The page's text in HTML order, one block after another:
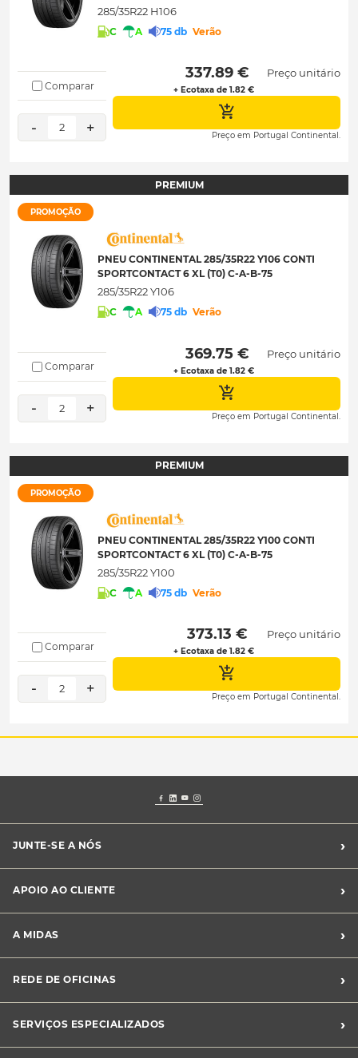
285/35R22 H106
C A 75 db Verão
Comparar
- 2 +
337.89 €
+ Ecotaxa de 1.82 €
Preço unitário
Preço em Portugal Continental.
PREMIUM
PROMOÇÃO
PNEU CONTINENTAL 285/35R22 Y106 CONTI
SPORTCONTACT 6 XL (T0) C-A-B-75
285/35R22 Y106
C A 75 db Verão
Comparar
- 2 +
369.75 €
+ Ecotaxa de 1.82 €
Preço unitário
Preço em Portugal Continental.
PREMIUM
PROMOÇÃO
PNEU CONTINENTAL 285/35R22 Y100 CONTI
SPORTCONTACT 6 XL (T0) C-A-B-75
285/35R22 Y100
C A 75 db Verão
Comparar
- 2 +
373.13 €
+ Ecotaxa de 1.82 €
Preço unitário
Preço em Portugal Continental.
JUNTE-SE A NÓS ›
Franchising Midas
APOIO AO CLIENTE ›
Livro de Reclamações
Canal de Denúncias
Perguntas Frequentes
A MIDAS ›
Sustentabilidade
Notícias Midas
REDE DE OFICINAS ›
SERVIÇOS ESPECIALIZADOS
›